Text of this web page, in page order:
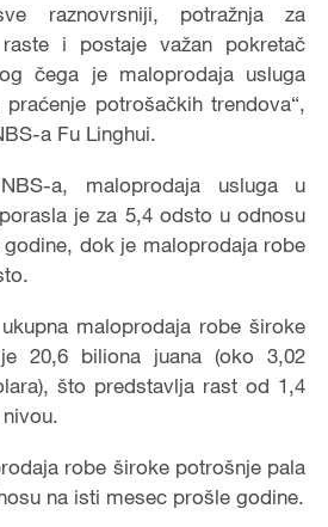
raznovrsniji, potražnja za
i postaje važan pokretač
čega je maloprodaja usluga
potrošačkih trendova“,
a Fu Linghui.
a, maloprodaja usluga u
je za 5,4 odsto u odnosu
dok je maloprodaja robe
maloprodaja robe široke
20,6 biliona juana (oko 3,02
što predstavlja rast od 1,4
robe široke potrošnje pala
na isti mesec prošle godine.